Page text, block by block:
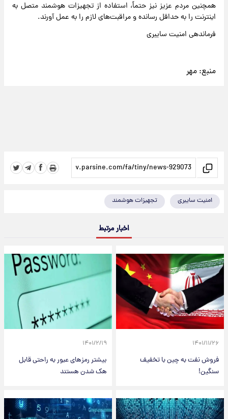
همچنین مردم عزیز نیز حتماً، استفاده از تجهیزات هوشمند متصل به
اینترنت را به حداقل رسانده و مراقبت‌های لازم را به عمل آورند.
فرماندهی امنیت سایبری
منبع: مهر
امنیت سایبری تجهیزات هوشمند
اخبار مرتبط
۱۴۰۱/۱۱/۲۶
فروش نفت به چین با تخفیف
سنگین!
۱۴۰۱/۲/۱۹
بیشتر رمزهای عبور به راحتی قابل
هک شدن هستند